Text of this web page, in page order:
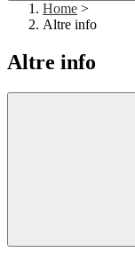
Home >
Altre info
Altre info